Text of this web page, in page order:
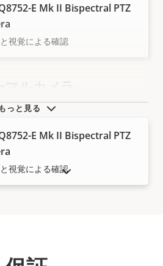
もっと見る
E Mk II Bispectral PTZ
視覚による確認
E Mk II Bispectral PTZ
視覚による確認
了製品を表示